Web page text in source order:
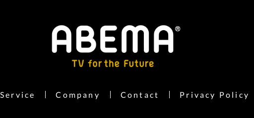
Service Company Contact Privacy Policy